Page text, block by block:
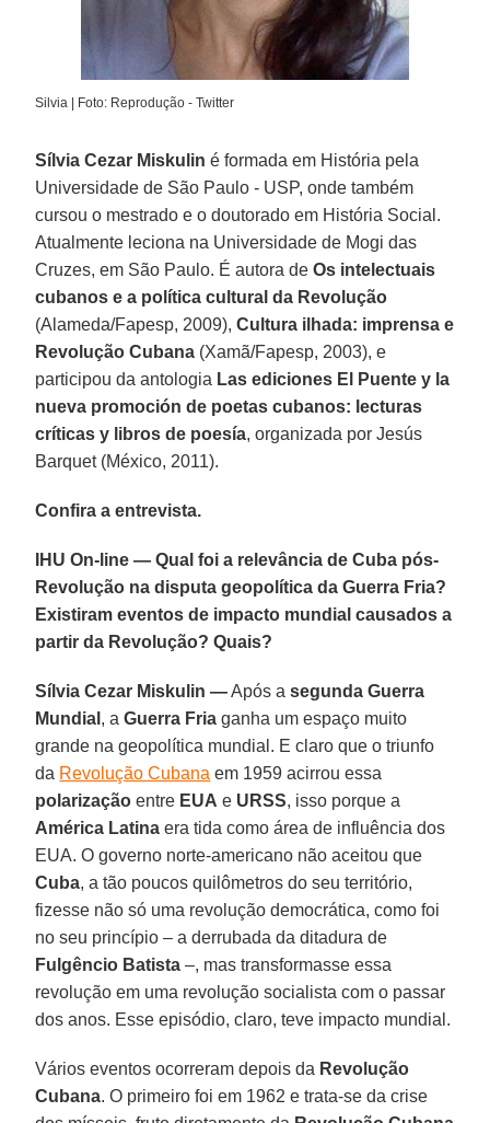
Silvia | Foto: Reprodução - Twitter
Sílvia Cezar Miskulin é formada em História pela
Universidade de São Paulo - USP, onde também
cursou o mestrado e o doutorado em História Social.
Atualmente leciona na Universidade de Mogi das
Cruzes, em São Paulo. É autora deOs intelectuais
cubanos e a política cultural da Revolução
(Alameda/Fapesp, 2009),Cultura ilhada: imprensa e
Revolução Cubana (Xamã/Fapesp, 2003), e
participou da antologia Las ediciones El Puente y la
nueva promoción de poetas cubanos: lecturas
críticas y libros de poesía, organizada por Jesús
Barquet (México, 2011).
Confira a entrevista.
IHU On-line — Qual foi a relevância de Cuba pós-
Revolução na disputa geopolítica da Guerra Fria?
Existiram eventos de impacto mundial causados a
partir da Revolução? Quais?
Sílvia Cezar Miskulin —Após asegunda Guerra
Mundial , aGuerra Fria ganha um espaço muito
grande na geopolítica mundial. E claro que o triunfo
da Revolução Cubana em 1959 acirrou essa
polarização entre EUA e URSS, isso porque a
América Latina era tida como área de influência dos
EUA. O governo norte-americano não aceitou que
Cuba, a tão poucos quilômetros do seu território,
fizesse não só uma revolução democrática, como foi
no seu princípio – a derrubada da ditadura de
Fulgêncio Batista –, mas transformasse essa
revolução em uma revolução socialista com o passar
dos anos. Esse episódio, claro, teve impacto mundial.
Vários eventos ocorreram depois da Revolução
Cubana. O primeiro foi em 1962 e trata-se da crise